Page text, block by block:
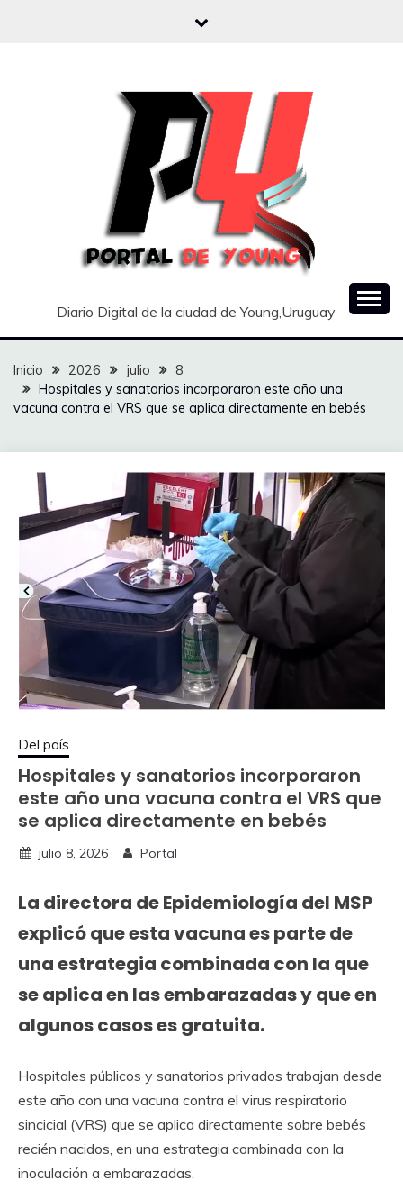
Diario Digital de la ciudad de Young,Uruguay
Inicio 2026 julio
8
Hospitales y sanatorios incorporaron este año una
vacuna contra el VRS que se aplica directamente en bebés
Del país
Hospitales y sanatorios incorporaron
este año una vacuna contra el VRS que
se aplica directamente en bebés
julio 8, 2026 Portal
La directora de Epidemiología del MSP
explicó que esta vacuna es parte de
una estrategia combinada con la que
se aplica en las embarazadas y que en
algunos casos es gratuita.
Hospitales públicos y sanatorios privados trabajan desde
este año con una vacuna contra el virus respiratorio
sincicial (VRS) que se aplica directamente sobre bebés
recién nacidos, en una estrategia combinada con la
inoculación a embarazadas.